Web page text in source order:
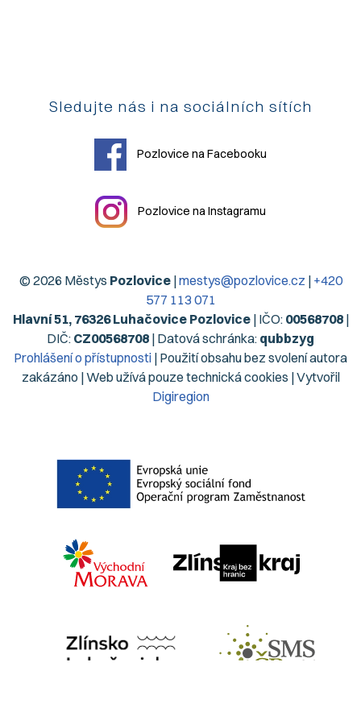
Sledujte nás i na sociálních sítích
Pozlovice na Facebooku
Pozlovice na Instagramu
© 2026 Městys Pozlovice|mestys@pozlovice.cz | +420
577 113 071
Hlavní 51, 76326 Luhačovice Pozlovice| IČO: 00568708|
DIČ: CZ00568708 | Datová schránka: qubbzyg
Prohlášení o přístupnosti | Použití obsahu bez svolení autora
zakázáno | Web užívá pouze technická cookies | Vytvořil
Digiregion